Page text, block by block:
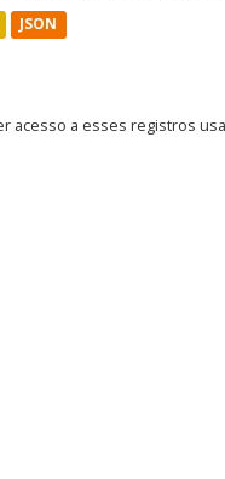
JSON
acesso a esses registros